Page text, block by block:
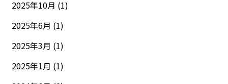
2025年10月 (1)
2025年6月 (1)
2025年3月 (1)
2025年1月 (1)